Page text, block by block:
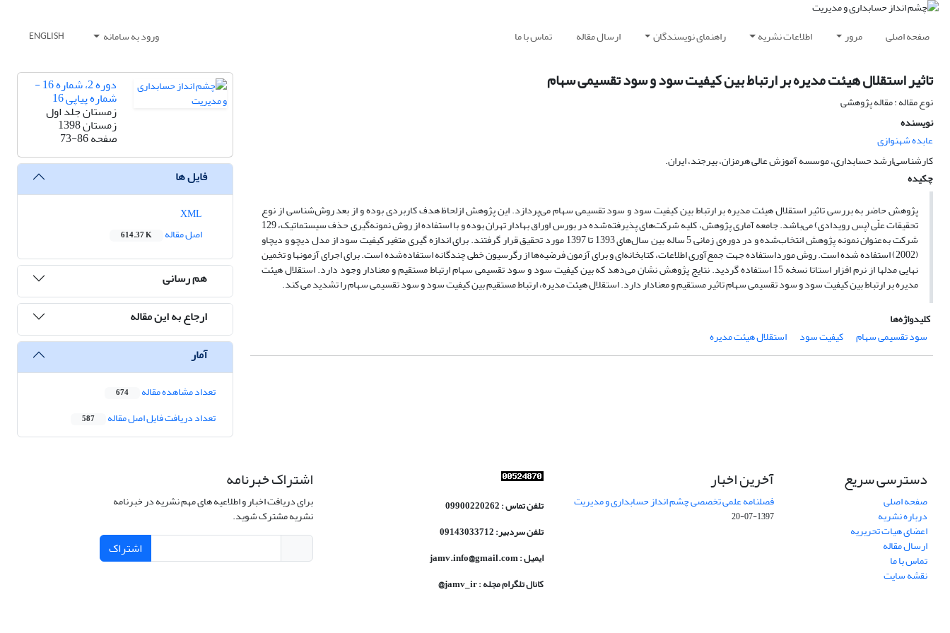
صفحه اصلی مرور اطلاعات نشریه راهنمای نویسندگان ارسال مقاله تماس با ما ورود به سامانه ENGLISH
تاثیر استقلال هیئت مدیره بر ارتباط بین کیفیت سود و سود تقسیمی سهام
نوع مقاله : مقاله پژوهشی
نویسنده
عابده شهنوازی
کارشناسی‌ارشد حسابداری، موسسه آموزش عالی هرمزان، بیرجند، ایران.
چکیده
پژوهش حاضر به بررسی تاثیر استقلال هیئت مدیره بر ارتباط بین کیفیت سود و سود تقسیمی سهام می‌پردازد. این پژوهش ازلحاظ هدف کاربردی بوده و از بعد روش‌شناسی از نوع
تحقیقات علّی (پس رویدادی) می‌باشد. جامعه آماری پژوهش، کلیه شرکت‌های پذیرفته‌شده در بورس اوراق بهادار تهران بوده و با استفاده از روش نمونه‌گیری حذف سیستماتیک، 129
شرکت به‌عنوان نمونه پژوهش انتخاب‌شده و در دوره‌ی زمانی 5 ساله بین سال‌های 1393 تا 1397 مورد تحقیق قرار گرفتند. برای اندازه گیری متغیر کیفیت سود از مدل دیچو و دیچاو
(2002) استفاده شده است. روش مورداستفاده جهت جمع‌آوری اطلاعات، کتابخانه‌ای و برای آزمون فرضیه‌ها از رگرسیون خطی چندگانه استفاده‌شده است. برای اجرای آزمونها و تخمین
نهایی مدلها از نرم افزار استاتا نسخه 15 استفاده گردید. نتایج پژوهش نشان می‌دهد که بین کیفیت سود و سود تقسیمی سهام ارتباط مستقیم و معنادار وجود دارد. استقلال هیئت
مدیره بر ارتباط بین کیفیت سود و سود تقسیمی سهام تاثیر مستقیم و معنادار دارد. استقلال هیئت مدیره، ارتباط مستقیم بین کیفیت سود و سود تقسیمی سهام را تشدید می کند.
کلیدواژه‌ها
سود تقسیمی سهام
کیفیت سود استقلال هیئت مدیره
دوره 2، شماره 16 -
شماره پیاپی 16
زمستان جلد اول
زمستان 1398
صفحه73-86
فایل ها
اصل مقاله
614.37 K
هم رسانی
ارجاع به این مقاله
آمار
تعداد مشاهده مقاله 674
تعداد دریافت فایل اصل مقاله 587
دسترسی سریع
صفحه اصلی
درباره نشریه
اعضای هیات تحریریه
ارسال مقاله
تماس با ما
نقشه سایت
آخرین اخبار
فصلنامه علمی تخصصی چشم انداز حسابداری و مدیریت
1397-07-20
تلفن تماس : 09900220262
تلفن سردبیر: 09143033712
ایمیل : jamv.info@gmail.com
کانال تلگرام مجله : jamv_ir@
اشتراک خبرنامه
برای دریافت اخبار و اطلاعیه های مهم نشریه در خبرنامه
نشریه مشترک شوید.
اشتراک